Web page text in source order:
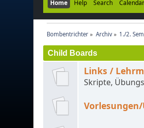
Home Help Search Calendar
Bombentrichter» Archiv» 1./2.
Child Boards
Links /
Skripte,